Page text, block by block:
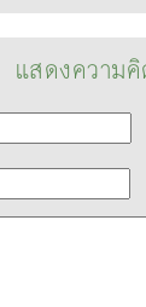
แสดงความ